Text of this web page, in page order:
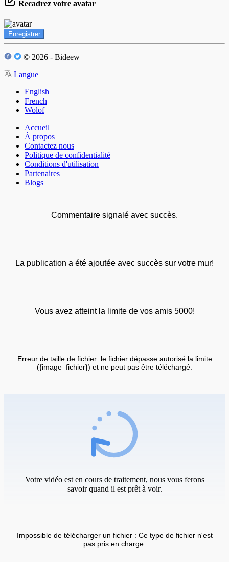
Recadrez votre avatar
Enregistrer
© 2026 - Bideew
Langue
English
French
Wolof
Accueil
À propos
Contactez nous
Politique de confidentialité
Conditions d'utilisation
Partenaires
Blogs
Commentaire signalé avec succès.
La publication a été ajoutée avec succès sur votre mur!
Vous avez atteint la limite de vos amis 5000!
Erreur de taille de fichier: le fichier dépasse autorisé la limite
({image_fichier}) et ne peut pas être téléchargé.
Votre vidéo est en cours de traitement, nous vous ferons
savoir quand il est prêt à voir.
Impossible de télécharger un fichier : Ce type de fichier n'est
pas pris en charge.